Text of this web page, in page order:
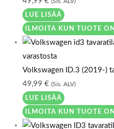
(Sis. ALV)
LUE LISÄÄ
ILMOITA KUN TUOTE
varastosta
Volkswagen ID.3 (2019-)
49,99 € (Sis. ALV)
LUE LISÄÄ
ILMOITA KUN TUOTE